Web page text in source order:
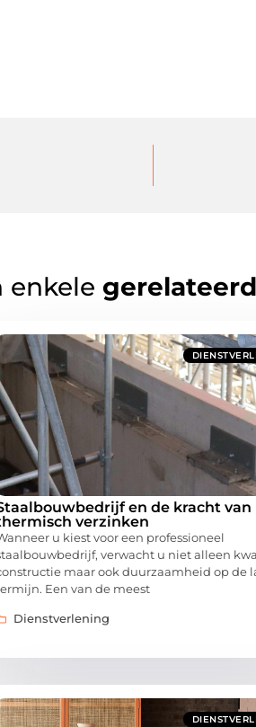
enkele
en de kracht van
verzinken
u kiest voor een professioneel
verwacht u niet alleen
maar ook duurzaamheid op de
Een van de meest
Dienstverlening